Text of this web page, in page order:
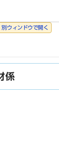
別ウィンドウで開く
係